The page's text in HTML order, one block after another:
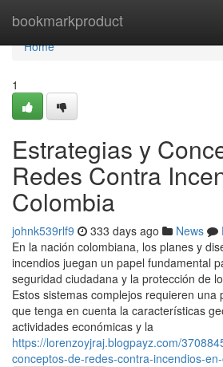
bookmarkproduct
Home
Home
1
Estrategias y
Redes Contra
Colombia
johnk539rlf9 333 days ago News
En la nación colombiana, los planes y
incendios juegan un papel fundamental
seguridad ciudadana y la protección de
Estos sistemas complejos requieren una
que tenga en cuenta la características
actividades económicas y la
https://lorenzoyjraj.blogpayz.com/
conceptos-de-redes-contra-incendios-